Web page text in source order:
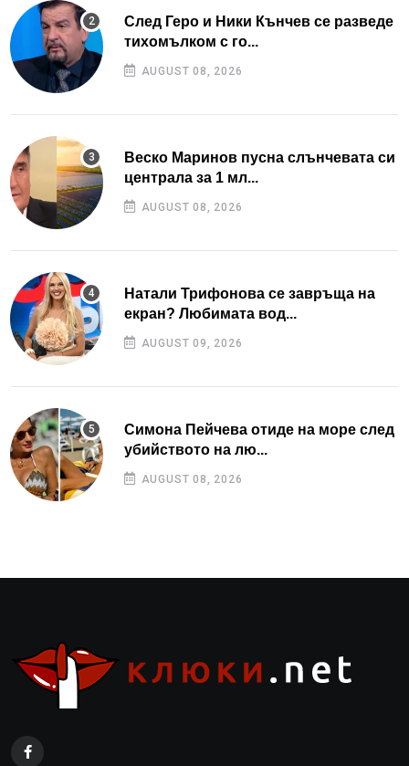
След Геро и Ники Кънчев се разведе
тихомълком с го...
AUGUST 08, 2026
Веско Маринов пусна слънчевата си
централа за 1 мл...
AUGUST 08, 2026
Натали Трифонова се завръща на
екран? Любимата вод...
AUGUST 09, 2026
Симона Пейчева отиде на море след
убийството на лю...
AUGUST 08, 2026